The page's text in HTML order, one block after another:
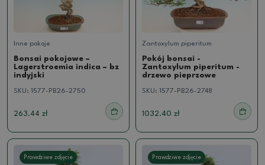
Inne pokoje
Bonsai pokojowe –
Lagerstroemia indica – bz
indyjski
SKU: 1577-PB26-2750
263.44 zł
Zantoxylum piperitum
Pokój bonsai -
Zantoxylum piperitum -
drzewo pieprzowe
SKU: 1577-PB26-2748
1032.40 zł
Prawdziwe zdjęcie Prawdziwe zdjęcie